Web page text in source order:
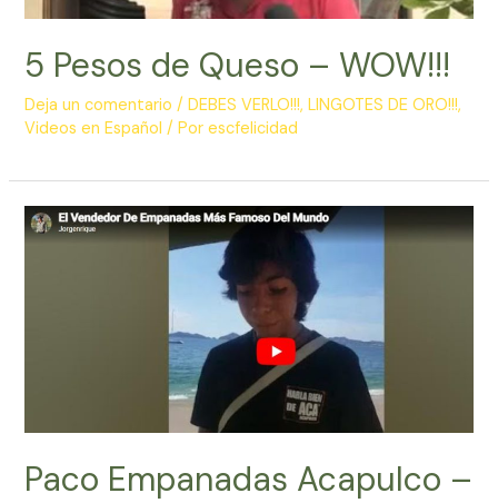
5 Pesos de Queso – WOW!!!
Deja un comentario /DEBES VERLO!!!,LINGOTES DE ORO!!!,
Videos en Español / Porescfelicidad
Paco Empanadas Acapulco –